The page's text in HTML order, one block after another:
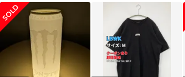
ス モンスターエナジー